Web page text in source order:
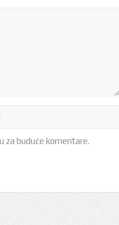
za buduće komentare.